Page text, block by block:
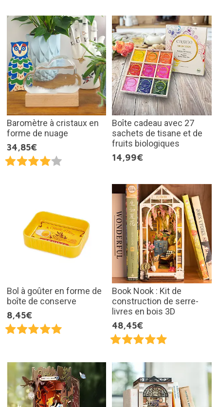
Baromètre à cristaux en
forme de nuage
34,85€
Boîte cadeau avec 27
sachets de tisane et de
fruits biologiques
14,99€
Bol à goûter en forme de
boîte de conserve
8,45€
Book Nook : Kit de
construction de serre-
livres en bois 3D
48,45€